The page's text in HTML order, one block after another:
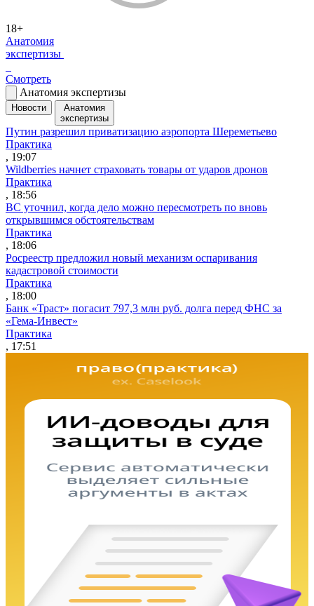
18+
Анатомия
экспертизы
Смотреть
Анатомия экспертизы
Новости
Анатомия
экспертизы
Путин разрешил приватизацию аэропорта Шереметьево
Практика
, 19:07
Wildberries начнет страховать товары от ударов дронов
Практика
, 18:56
ВС уточнил, когда дело можно пересмотреть по вновь
открывшимся обстоятельствам
Практика
, 18:06
Росреестр предложил новый механизм оспаривания
кадастровой стоимости
Практика
, 18:00
Банк «Траст» погасит 797,3 млн руб. долга перед ФНС за
«Гема-Инвест»
Практика
, 17:51